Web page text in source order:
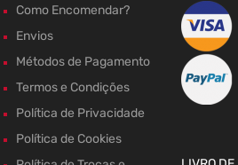
Como Encomendar?
Envios
Métodos de Pagamento
Termos e Condições
Política de Privacidade
Política de Cookies